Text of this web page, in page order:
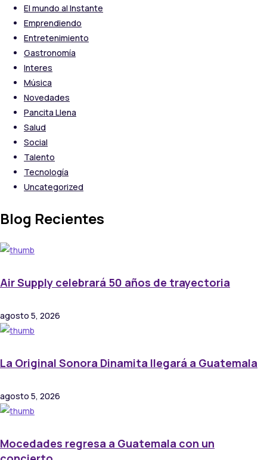
El mundo al Instante
Emprendiendo
Entretenimiento
Gastronomía
Interes
Música
Novedades
Pancita Llena
Salud
Social
Talento
Tecnología
Uncategorized
Blog Recientes
Air Supply celebrará 50 años de trayectoria
agosto 5, 2026
La Original Sonora Dinamita llegará a Guatemala
agosto 5, 2026
Mocedades regresa a Guatemala con un